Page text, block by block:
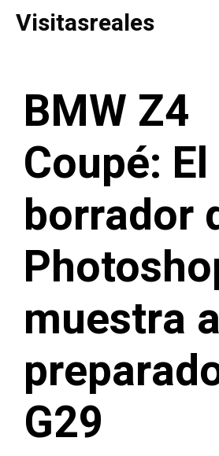
Saltar
Visitasreales
BMW Z4
Coupé: El
borrador
muestra
G29